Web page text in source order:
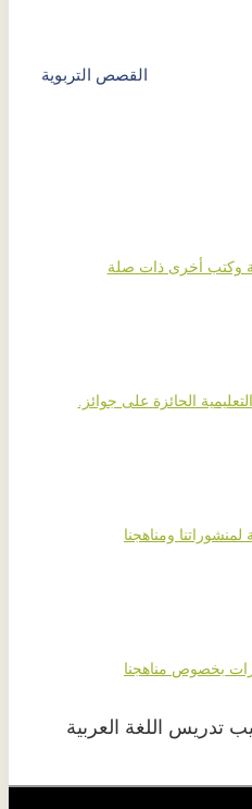
القصص التربوية
وكتب أخرى ذات صلة
الحائزة على جوائز.
لمنشوراتنا ومناهجنا
بخصوص مناهجنا
تدريس اللغة العربية